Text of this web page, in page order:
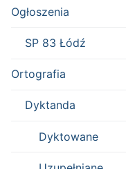
Ogłoszenia
SP 83 Łódź
Ortografia
Dyktanda
Dyktowane